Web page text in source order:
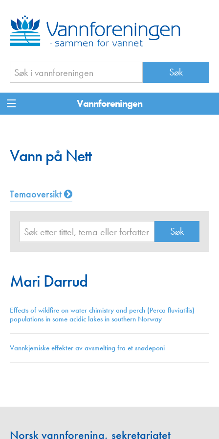
Vannforeningen
Vann på Nett
Temaoversikt
Mari Darrud
Effects of wildfire on water chimistry and perch (Perca fluviatilis)
populations in some acidic lakes in southern Norway
Vannkjemiske effekter av avsmelting fra et snødeponi
Norsk vannforening, sekretariatet